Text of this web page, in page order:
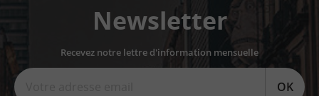
Newsletter
Recevez notre lettre d'information mensuelle
OK